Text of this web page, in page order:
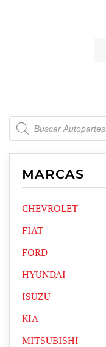
Products
search
MARCAS
CHEVROLET
FIAT
FORD
HYUNDAI
ISUZU
KIA
MITSUBISHI